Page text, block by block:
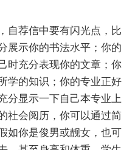
自荐信中要有闪光点，比
展示你的书法水平；你的
时充分表现你的文章；你
学的知识；你的专业正好
分显示一下自己本专业上
社会阅历，你可以通过简
如你是俊男或靓女，也可